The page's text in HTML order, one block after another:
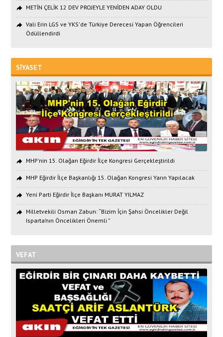
METİN ÇELİK 12 DEV PROJEYLE YENİDEN ADAY OLDU
Vali Erin LGS ve YKS'de Türkiye Derecesi Yapan Öğrencileri
Ödüllendirdi
SİYASET
MHP'nin 15. Olağan Eğirdir İlçe Kongresi Gerçekleştirildi
MHP Eğirdir İlçe Başkanlığı 15. Olağan Kongresi Yarın Yapılacak
Yeni Parti Eğirdir İlçe Başkanı MURAT YILMAZ
Milletvekili Osman Zabun: “Bizim İçin Şahsi Öncelikler Değil
Isparta’nın Öncelikleri Önemli ”
VEFAT